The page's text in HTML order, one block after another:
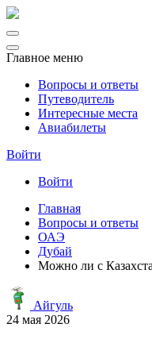
Главное меню
Вопросы и ответы
Путеводитель
Интересные места
Авиабилеты
Войти
Войти
Главная
Вопросы и ответы
ОАЭ
Дубай
Можно ли с
Айгуль
24 мая 2026